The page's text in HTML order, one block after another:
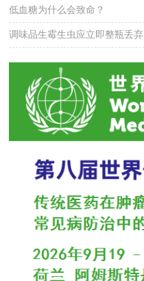
低血糖为什么会致命？
调味品生霉生虫应立即整瓶丢弃